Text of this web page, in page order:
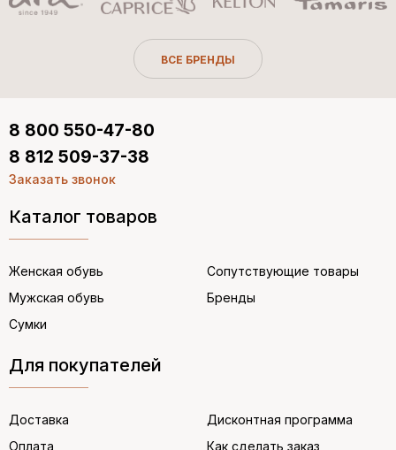
ВСЕ БРЕНДЫ
Каталог товаров
Женская обувь
Мужская обувь
Сумки
Сопутствующие товары
Бренды
Для покупателей
Доставка
Оплата
Дисконтная программа
Как сделать заказ
8 800 550-47-80
8 812 509-37-38
Заказать звонок